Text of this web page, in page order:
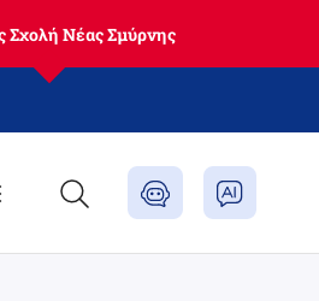
Σχολή Νέας Σμύρνης